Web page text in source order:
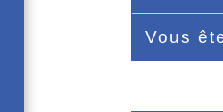
Vous